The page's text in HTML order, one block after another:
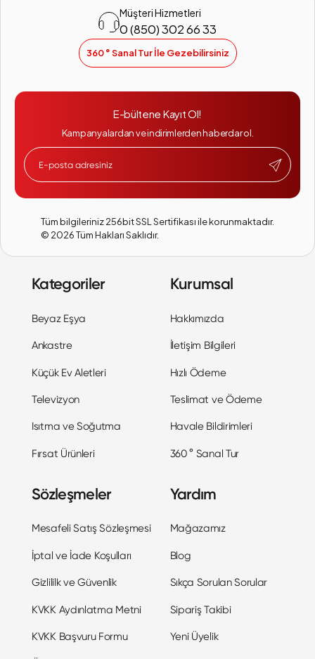
Müşteri Hizmetleri
0 (850) 302 66 33
360 ° Sanal Tur İle Gezebilirsiniz
E-bültene Kayıt Ol!
Kampanyalardan ve indirimlerden haberdar ol.
Tüm bilgileriniz 256bit SSL Sertifikası ile korunmaktadır.
© 2026Tüm Hakları Saklıdır.
Kategoriler
Beyaz Eşya
Ankastre
Küçük Ev Aletleri
Televizyon
Isıtma ve Soğutma
Fırsat Ürünleri
Kurumsal
Hakkımızda
İletişim Bilgileri
Hızlı Ödeme
Teslimat ve Ödeme
Havale Bildirimleri
360 ° Sanal Tur
Sözleşmeler
Mesafeli Satış Sözleşmesi
İptal ve İade Koşulları
Gizlililk ve Güvenlik
KVKK Aydınlatma Metni
KVKK Başvuru Formu
Yardım
Mağazamız
Blog
Sıkça Sorulan Sorular
Sipariş Takibi
Yeni Üyelik